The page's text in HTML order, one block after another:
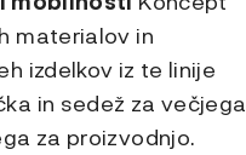
materialov in
izdelkov iz te linije
in sedež za večjega
za proizvodnjo.